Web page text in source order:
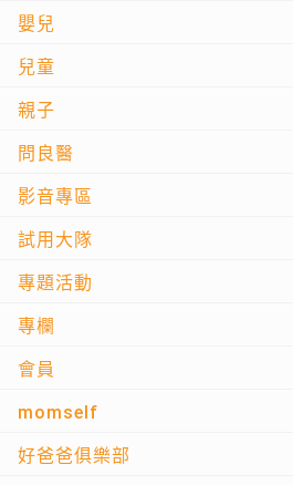
嬰兒
兒童
親子
問良醫
影音專區
試用大隊
專題活動
專欄
會員
momself
好爸爸俱樂部